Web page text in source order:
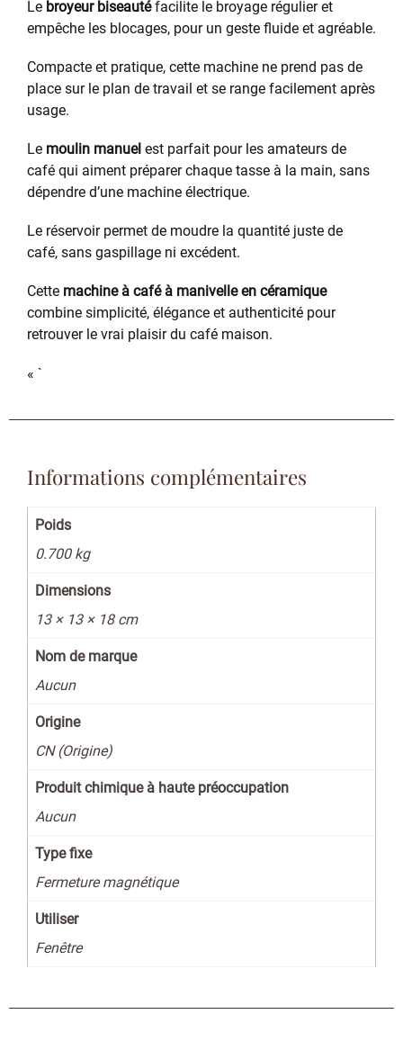
Le broyeur biseautéfacilite le broyage régulier et
empêche les blocages, pour un geste fluide et agréable.
Compacte et pratique, cette machine ne prend pas de
place sur le plan de travail et se range facilement après
usage.
Le moulin manuel est parfait pour les amateurs de
café qui aiment préparer chaque tasse à la main, sans
dépendre d’une machine électrique.
Le réservoir permet de moudre la quantité juste de
café, sans gaspillage ni excédent.
Cette machine à café à manivelle en céramique
combine simplicité, élégance et authenticité pour
retrouver le vrai plaisir du café maison.
« `
Informations complémentaires
Poids
0.700 kg
Dimensions
13 × 13 × 18 cm
Nom de marque
Aucun
Origine
CN (Origine)
Produit chimique à haute préoccupation
Aucun
Type fixe
Fermeture magnétique
Utiliser
Fenêtre